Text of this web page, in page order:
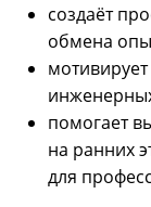
создаёт
обмена
помогает
на ранних
для